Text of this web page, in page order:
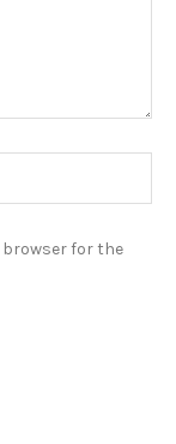
browser for the